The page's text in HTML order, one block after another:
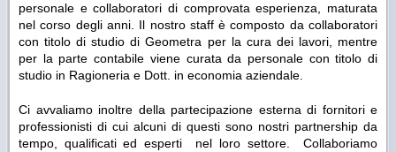
personale e collaboratori di comprovata esperienza, maturata
nel corso degli anni. Il nostro staff è composto da collaboratori
con titolo di studio di Geometra per la cura dei lavori, mentre
per la parte contabile viene curata da personale con titolo di
studio in Ragioneria e Dott. in economia aziendale.
Ci avvaliamo inoltre della partecipazione esterna di fornitori e
professionisti di cui alcuni di questi sono nostri partnership da
tempo, qualificati ed esperti nel loro settore. Collaboriamo